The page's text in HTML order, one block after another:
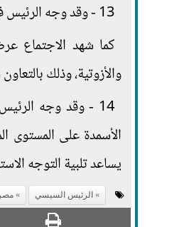
13 - وقد وجه الرئيس في هذا الإطار بمضاعفة القدرة الإنتاجية المقترحة للمشروع بما يساعد لاحقاً على التصدير للخارج.
كما شهد الاجتماع
والأزوتية، وذلك
14 - وقد وجه
الأسمدة على المستوى
يساعد تلبية التوجه
الرئيس السيسي مصر